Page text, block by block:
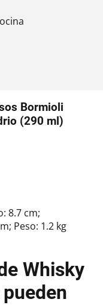
Bormioli
(290 ml)
8.7 cm;
Peso: 1.2 kg
Whisky